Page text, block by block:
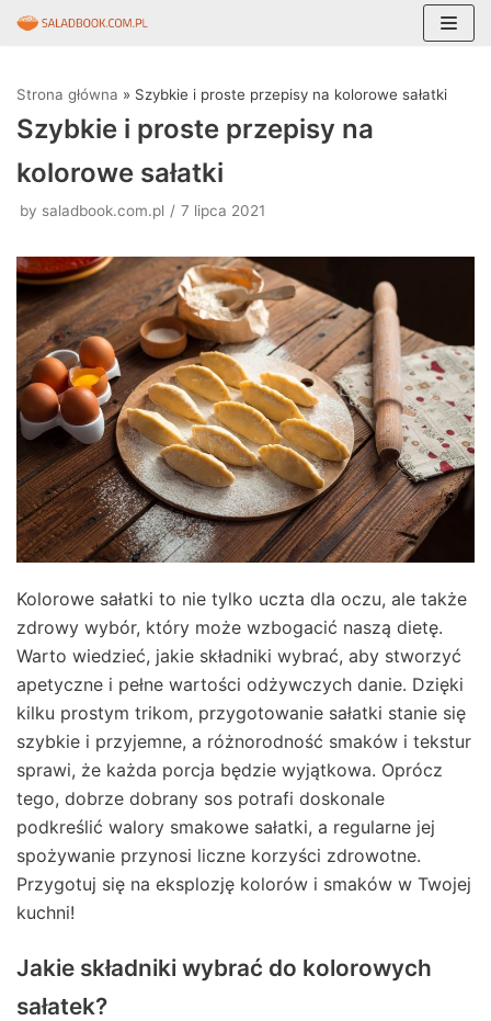
do
treści
Strona główna » Szybkie i proste przepisy na kolorowe sałatki
Szybkie i proste przepisy na
kolorowe sałatki
by saladbook.com.pl 7 lipca 2021
Kolorowe sałatki to nie tylko uczta dla oczu, ale także
zdrowy wybór, który może wzbogacić naszą dietę.
Warto wiedzieć, jakie składniki wybrać, aby stworzyć
apetyczne i pełne wartości odżywczych danie. Dzięki
kilku prostym trikom, przygotowanie sałatki stanie się
szybkie i przyjemne, a różnorodność smaków i tekstur
sprawi, że każda porcja będzie wyjątkowa. Oprócz
tego, dobrze dobrany sos potrafi doskonale
podkreślić walory smakowe sałatki, a regularne jej
spożywanie przynosi liczne korzyści zdrowotne.
Przygotuj się na eksplozję kolorów i smaków w Twojej
kuchni!
Jakie składniki wybrać do kolorowych
sałatek?